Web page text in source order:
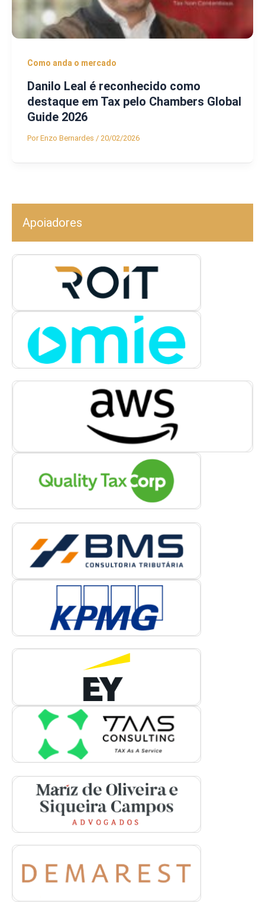
Como anda o mercado
Danilo Leal é reconhecido como
destaque em Tax pelo Chambers Global
Guide 2026
PorEnzo Bernardes / 20/02/2026
Apoiadores